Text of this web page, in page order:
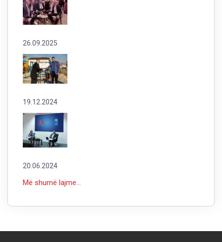
26.09.2025
19.12.2024
20.06.2024
Më shumë lajme...